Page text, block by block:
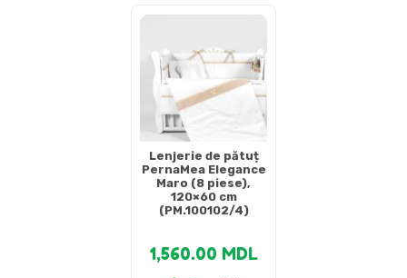
Lenjerie de pătuț
PernaMea Elegance
Maro (8 piese),
120×60 cm
(PM.100102/4)
1,560.00 MDL